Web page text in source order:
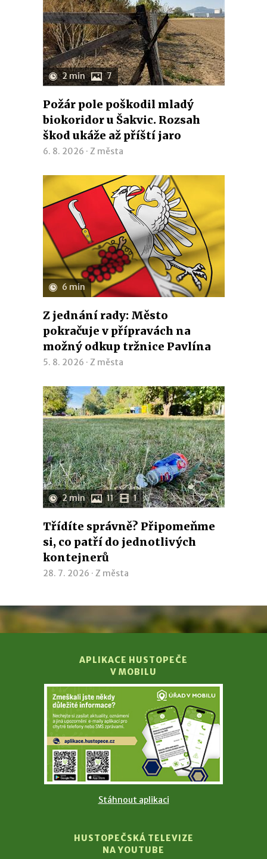
2 min 7
Požár pole poškodil mladý
biokoridor u Šakvic. Rozsah
škod ukáže až příští jaro
6. 8. 2026 · Z města
6 min
Z jednání rady: Město
pokračuje v přípravách na
možný odkup tržnice Pavlína
5. 8. 2026 · Z města
2 min 11 1
Třídíte správně? Připomeňme
si, co patří do jednotlivých
kontejnerů
28. 7. 2026 · Z města
APLIKACE HUSTOPEČE
V MOBILU
Stáhnout aplikaci
HUSTOPEČSKÁ TELEVIZE
NA YOUTUBE